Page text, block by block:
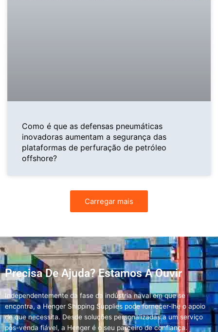
Como é que as defensas pneumáticas
inovadoras aumentam a segurança das
plataformas de perfuração de petróleo
offshore?
Carregar mais
Precisa De Ajuda? Estamos A Ouvir
Independentemente da fase da indústria naval em que se
encontra, a Henger Shipping Supplies pode fornecer-lhe o apoio
de que necessita. Desde soluções personalizadas a um serviço
pós-venda fiável, a Henger é o seu parceiro de confiança.